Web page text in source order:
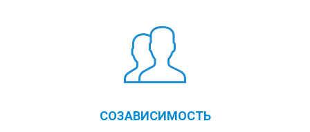
СОЗАВИСИМОСТЬ